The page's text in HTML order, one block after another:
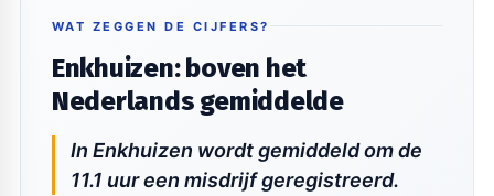
WAT ZEGGEN DE CIJFERS?
Enkhuizen: boven het
Nederlands gemiddelde
In Enkhuizen wordt gemiddeld om de
11.1 uur een misdrijf geregistreerd.